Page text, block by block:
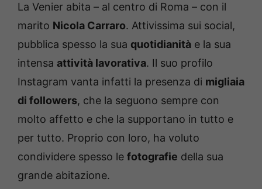
La Venier abita – al centro di Roma – con il
marito Nicola Carraro. Attivissima sui social,
pubblica spesso la sua quotidianità e la sua
intensa attività lavorativa. Il suo profilo
Instagram vanta infatti la presenza di migliaia
di followers, che la seguono sempre con
molto affetto e che la supportano in tutto e
per tutto. Proprio con loro, ha voluto
condividere spesso le fotografie della sua
grande abitazione.